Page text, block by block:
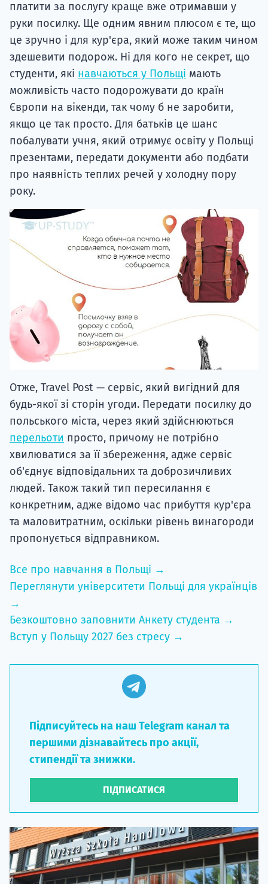
платити за послугу краще вже отримавши у
руки посилку. Ще одним явним плюсом є те, що
це зручно і для кур'єра, який може таким чином
здешевити подорож. Ні для кого не секрет, що
студенти, які навчаються у Польщі мають
можливість часто подорожувати до країн
Європи на вікенди, так чому б не заробити,
якщо це так просто. Для батьків це шанс
побалувати учня, який отримує освіту у Польщі
презентами, передати документи або подбати
про наявність теплих речей у холодну пору
року.
Отже, Travel Post — сервіс, який вигідний для
будь-якої зі сторін угоди. Передати посилку до
польського міста, через який здійснюються
перельоти просто, причому не потрібно
хвилюватися за її збереження, адже сервіс
об'єднує відповідальних та доброзичливих
людей. Також такий тип пересилання є
конкретним, адже відомо час прибуття кур'єра
та маловитратним, оскільки рівень винагороди
пропонується відправником.
Все про навчання в Польщі →
Переглянути університети Польщі для українців
→
Безкоштовно заповнити Анкету студента →
Вступ у Польщу 2027 без стресу →
Підписуйтесь на наш Telegram канал та
першими дізнавайтесь про акції,
стипендії та знижки.
ПІДПИСАТИСЯ